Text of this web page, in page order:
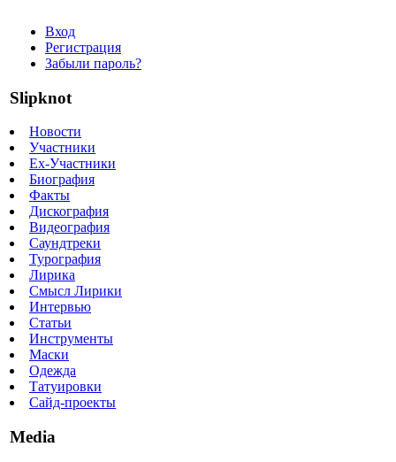
Вход
Регистрация
Забыли пароль?
Slipknot
Новости
Участники
Ex-Участники
Биография
Факты
Дискография
Видеография
Саундтреки
Турография
Лирика
Смысл Лирики
Интервью
Статьи
Инструменты
Маски
Одежда
Татуировки
Сайд-проекты
Media